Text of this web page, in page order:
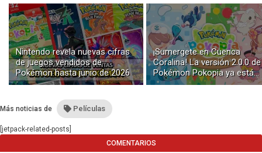
Nintendo revela nuevas cifras
de juegos vendidos de
Pokémon hasta junio de 2026
¡Sumergete en Cuenca
Coralina! La versión 2.0.0 de
Pokémon Pokopia ya está
disponible con buceo y
Más noticias de Películas
[jetpack-related-posts]
COMENTARIOS